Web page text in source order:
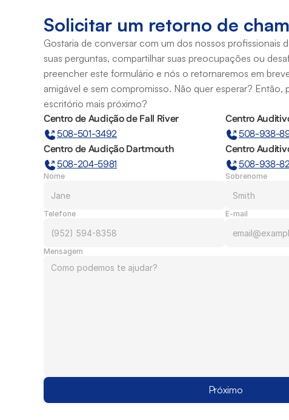
Solicitar um retorno de
Gostaria de conversar com um dos nossos profissionais
suas perguntas, compartilhar suas preocupações ou
preencher este formulário e nós o retornaremos em
amigável e sem compromisso. Não quer esperar? Então,
escritório mais próximo?
Centro de Audição de Fall River
508-501-3492
Centro
508-938-
Centro de Audição Dartmouth
508-204-5981
Centro
508-938-
Nome Sobrenome
Telefone E-mail
Mensagem
Próximo